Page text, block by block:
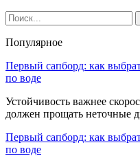
Популярное
Первый сапборд: как
по воде
Устойчивость важнее
должен прощать неточные
Первый сапборд: как
по воде